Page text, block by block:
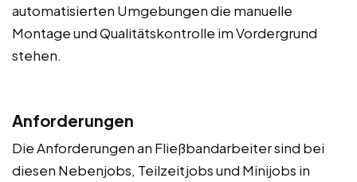
automatisierten Umgebungen die manuelle
Montage und Qualitätskontrolle im Vordergrund
stehen.
Anforderungen
Die Anforderungen an Fließbandarbeiter sind bei
diesen Nebenjobs, Teilzeitjobs und Minijobs in